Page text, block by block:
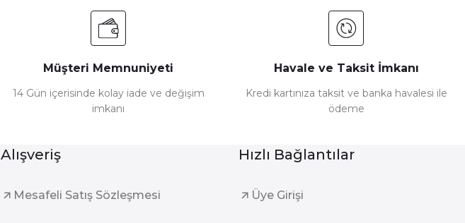
Müşteri Memnuniyeti
14 Gün içerisinde kolay iade ve değişim
imkanı
Havale ve Taksit İmkanı
Kredi kartınıza taksit ve banka havalesi ile
ödeme
Alışveriş
Mesafeli Satış Sözleşmesi
Hızlı Bağlantılar
Üye Girişi